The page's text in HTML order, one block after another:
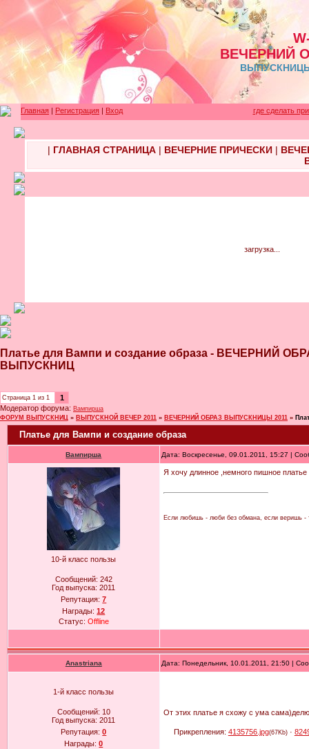
ВЕЧЕРНИЙ
Главная | Регистрация | Вход где сделать
| ГЛАВНАЯ СТРАНИЦА| ВЕЧЕРНИЕ ПРИЧЕСКИ|
загрузка...
Платье для Вампи и создание образа - ВЕЧЕРНИЙ
ВЫПУСКНИЦ
Страница 1 из 1
1
Модератор форума: Вампирша
ФОРУМ ВЫПУСКНИЦ » ВЫПУСКНОЙ ВЕЧЕР 2011 » ВЕЧЕРНИЙ ОБРАЗ ВЫПУСКНИЦЫ 2011 »
Платье для Вампи и создание образа
Вампирша Дата: Воскресенье, 09.01.2011, 15:27 |
10-й класс пользы
Сообщений: 242
Год выпуска:2011
Репутация:7
Награды:12
Статус: Offline
Я хочу длинное ,немного пишное платье
Если любишь - люби без обмана, если веришь -
Anastriana Дата: Понедельник, 10.01.2011, 21:50 |
1-й класс пользы
Сообщений: 10
Год выпуска:2011
Репутация:0
Награды:0
От этих платье я схожу с ума
Прикрепления: 4135756.jpg(67Kb)·